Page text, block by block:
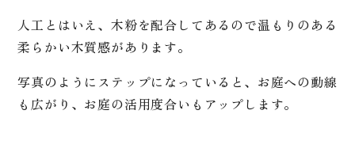
人工とはいえ、木粉を配合してあるので温もりのある
柔らかい木質感があります。
写真のようにステップになっていると、お庭への動線
も広がり、お庭の活用度合いもアップします。